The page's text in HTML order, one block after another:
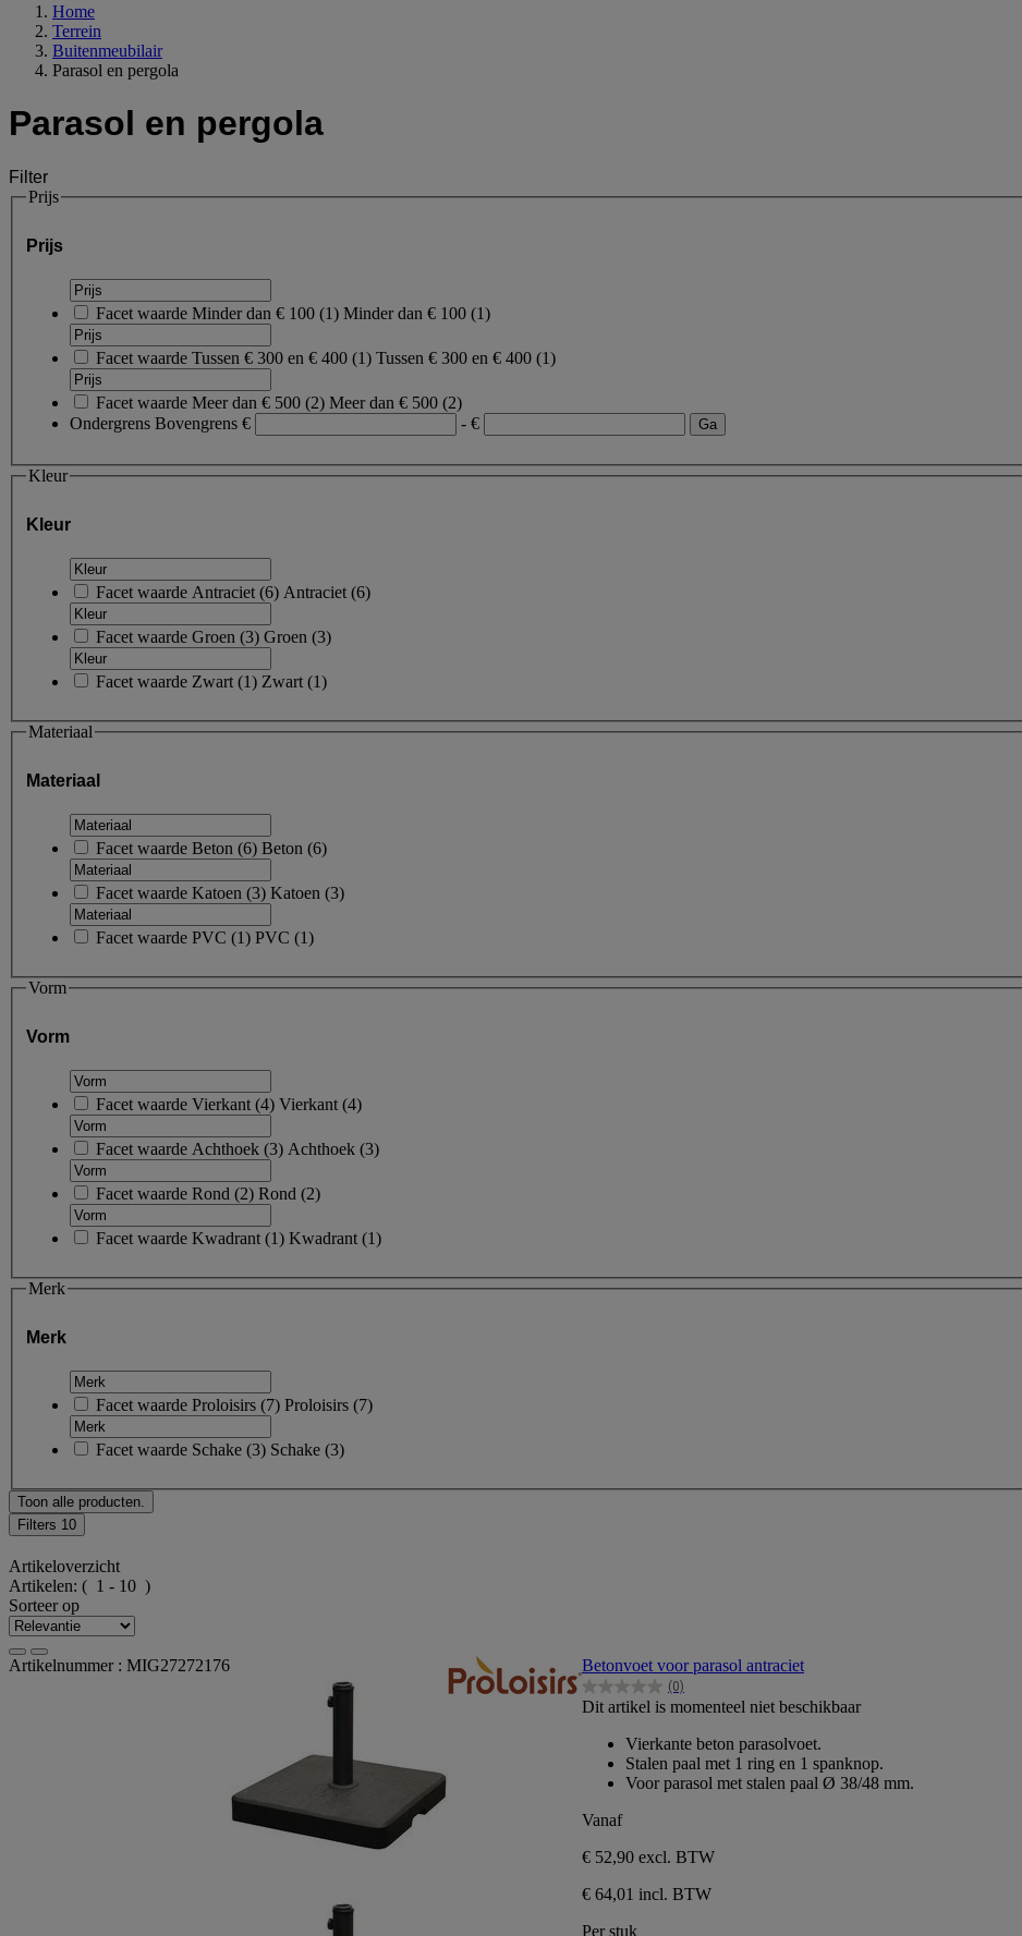
Home
Terrein
Buitenmeubilair
Parasol en pergola
Parasol en pergola
Filter
Prijs
Prijs
Facet waarde Minder dan € 100 (1) Minder dan € 100 (1)
Facet waarde Tussen € 300 en € 400 (1) Tussen € 300 en € 400 (1)
Facet waarde Meer dan € 500 (2) Meer dan € 500 (2)
Ondergrens Bovengrens € - €
Kleur
Kleur
Facet waarde Antraciet (6) Antraciet (6)
Facet waarde Groen (3) Groen (3)
Facet waarde Zwart (1) Zwart (1)
Materiaal
Materiaal
Facet waarde Beton (6) Beton (6)
Facet waarde Katoen (3) Katoen (3)
Facet waarde PVC (1) PVC (1)
Vorm
Vorm
Facet waarde Vierkant (4) Vierkant (4)
Facet waarde Achthoek (3) Achthoek (3)
Facet waarde Rond (2) Rond (2)
Facet waarde Kwadrant (1) Kwadrant (1)
Merk
Merk
Facet waarde Proloisirs (7) Proloisirs (7)
Facet waarde Schake (3) Schake (3)
Toon alle producten.
Filters 10
Artikeloverzicht
Artikelen: ( 1 - 10 )
Sorteer op
Artikelnummer : MIG27272176 Betonvoet voor parasol antraciet
(0)
0.0
van
sterren.
Dit artikel is momenteel niet beschikbaar
Vierkante beton parasolvoet.
Stalen paal met 1 ring en 1 spanknop.
Voor parasol met stalen paal Ø 38/48 mm.
Vanaf
€ 52,90 excl. BTW
€ 64,01 incl. BTW
Per stuk